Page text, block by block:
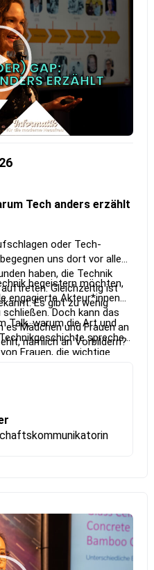
Tech anders erzählt
oder Tech-
uns dort vor allem
haben, die Technik
auftreten. Gleichzeitig ist
Es gibt zu wenig
begeistern möchten,
engagierte Akteur*innen
Doch kann das
Mädchen und Frauen an
nämlich an Vorbildern?
Talk, warum die Art und
sprechen,
Frauen, die wichtige